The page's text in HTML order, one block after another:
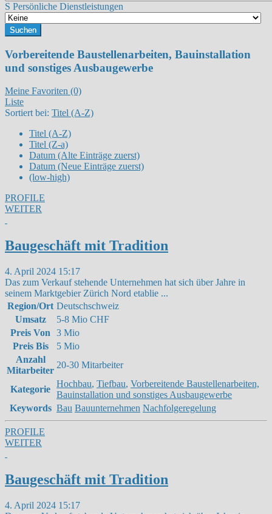
S Persönliche Dienstleistungen
Suchen
Vorbereitende Baustellenarbeiten, Bauinstallation
und sonstiges Ausbaugewerbe
Meine Favoriten (0)
Liste
Sortiert bei: Titel (A-Z)
Titel (A-Z)
Titel (Z-a)
Datum (Alte Einträge zuerst)
Datum (Neue Einträge zuerst)
(low-high)
PROFILE
WEITER
Baugeschäft mit Tradition
4. April 2024 15:17
Das zum Verkauf stehende Unternehmen hat sich über Jahre in
seinem Marktgebier Zürich Nord etablie ...
Region/Ort Deutschschweiz
Umsatz
5-8 Mio CHF
Preis Von
3 Mio
Preis Bis
5 Mio
Anzahl
Mitarbeiter
20-30 Mitarbeiter
Kategorie
Hochbau, Tiefbau, Vorbereitende Baustellenarbeiten,
Bauinstallation und sonstiges Ausbaugewerbe
Keywords Bau Bauunternehmen Nachfolgeregelung
PROFILE
WEITER
Baugeschäft mit Tradition
4. April 2024 15:17